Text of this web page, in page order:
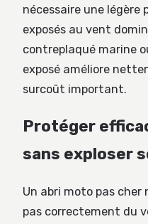
nécessaire une légère
exposés au vent
contreplaqué marine
exposé améliore
surcoût important.
Protéger
sans exploser
Un abri moto pas cher
pas correctement du